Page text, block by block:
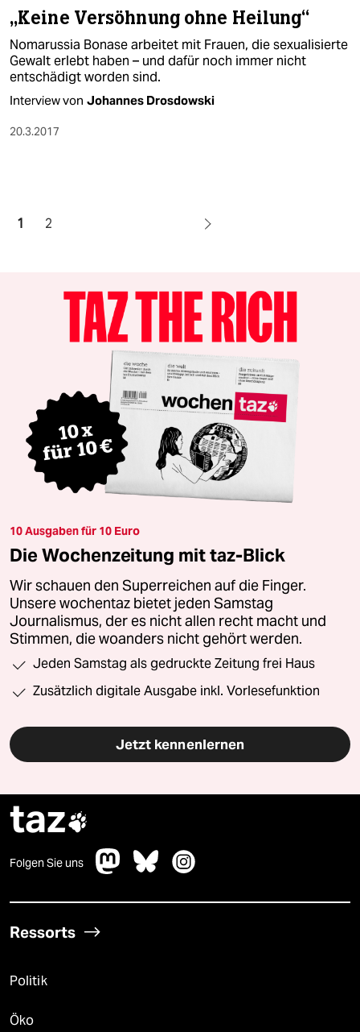
„Keine Versöhnung ohne Heilung“
Nomarussia Bonase arbeitet mit Frauen, die sexualisierte
Gewalt erlebt haben – und dafür noch immer nicht
entschädigt worden sind.
Interview von Johannes Drosdowski
20.3.2017
1 2
10 Ausgaben für 10 Euro
Die Wochenzeitung mit taz-Blick
Wir schauen den Superreichen auf die Finger.
Unsere wochentaz bietet jeden Samstag
Journalismus, der es nicht allen recht macht und
Stimmen, die woanders nicht gehört werden.
Jeden Samstag als gedruckte Zeitung frei Haus
Zusätzlich digitale Ausgabe inkl. Vorlesefunktion
Jetzt kennenlernen
taz
Folgen Sie uns
Ressorts
Politik
Öko